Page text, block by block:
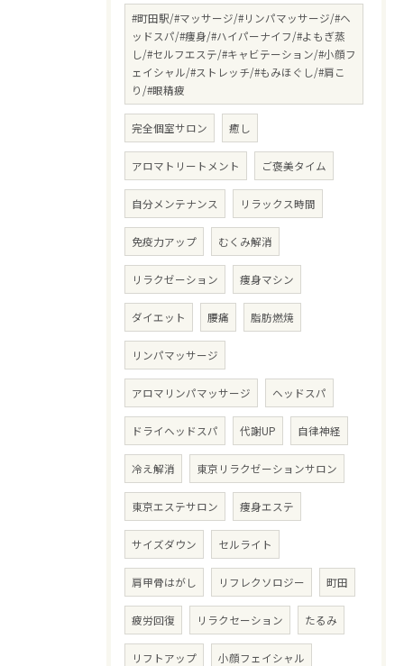
#町田駅/#マッサージ/#リンパマッサージ/#ヘ
ッドスパ/#痩身/#ハイパーナイフ/#よもぎ蒸
し/#セルフエステ/#キャビテーション/#小顔フ
ェイシャル/#ストレッチ/#もみほぐし/#肩こ
り/#眼精疲
完全個室サロン 癒し
アロマトリートメント ご褒美タイム
自分メンテナンス リラックス時間
免疫力アップ むくみ解消
リラクゼーション 痩身マシン
ダイエット 腰痛 脂肪燃焼
リンパマッサージ
アロマリンパマッサージ ヘッドスパ
ドライヘッドスパ 代謝UP 自律神経
冷え解消 東京リラクゼーションサロン
東京エステサロン 痩身エステ
サイズダウン セルライト
肩甲骨はがし リフレクソロジー 町田
疲労回復 リラクセーション たるみ
リフトアップ 小顔フェイシャル